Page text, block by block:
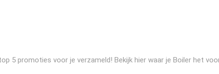
5 promoties voor je verzameld! Bekijk hier waar je Boiler het